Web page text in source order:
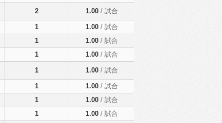
2 1.00/ 試合
1 1.00/ 試合
1 1.00/ 試合
1 1.00/ 試合
1 1.00/ 試合
1 1.00/ 試合
1 1.00/ 試合
1 1.00/ 試合